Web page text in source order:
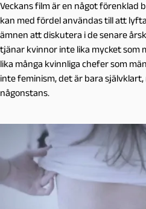
Veckans film är en något förenklad
kan med fördel användas till att
ämnen att diskutera i de senare
tjänar kvinnor inte lika mycket som
lika många kvinnliga chefer som
inte feminism, det är bara
någonstans.